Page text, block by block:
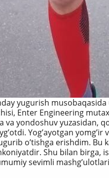
yugurish
Enter Engineering
va yondoshuv yuzasidan,
Yogʼayotgan
oʼtishga erishdim. Bu
Shu bilan birga,
sevimli